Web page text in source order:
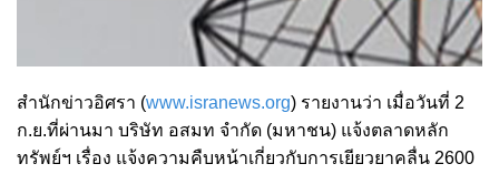
สำนักข่าวอิศรา (www.isranews.org) รายงานว่า เมื่อวันที่ 2
ก.ย.ที่ผ่านมา บริษัท อสมท จำกัด (มหาชน) แจ้งตลาดหลัก
ทรัพย์ฯ เรื่อง แจ้งความคืบหน้าเกี่ยวกับการเยียวยาคลื่น 2600